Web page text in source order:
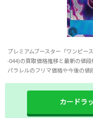
プレミアムブースター「ワンピー
-044)の買取価格推移と最新の値
パラレルのフリマ価格や今後の値
カードラ